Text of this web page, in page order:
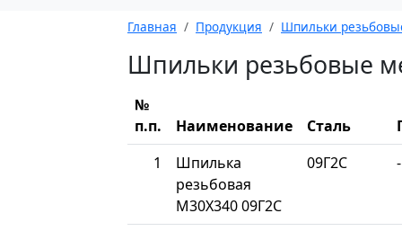
Главная Продукция Шпильки
Шпильки резьбовые
№
п.п.
Наименование Сталь
1
Шпилька
резьбовая
М30Х340 09Г2С
09Г2С -